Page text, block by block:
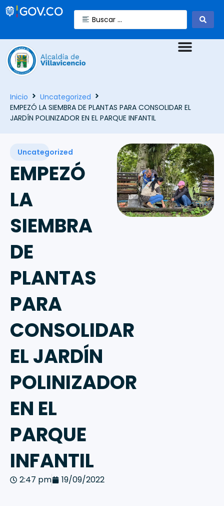
Inicio
Uncategorized
EMPEZÓ LA SIEMBRA DE PLANTAS PARA CONSOLIDAR EL
JARDÍN POLINIZADOR EN EL PARQUE INFANTIL
Uncategorized
EMPEZÓ
LA
SIEMBRA
DE
PLANTAS
PARA
CONSOLIDAR
EL JARDÍN
POLINIZADOR
EN EL
PARQUE
INFANTIL
2:47 pm 19/09/2022